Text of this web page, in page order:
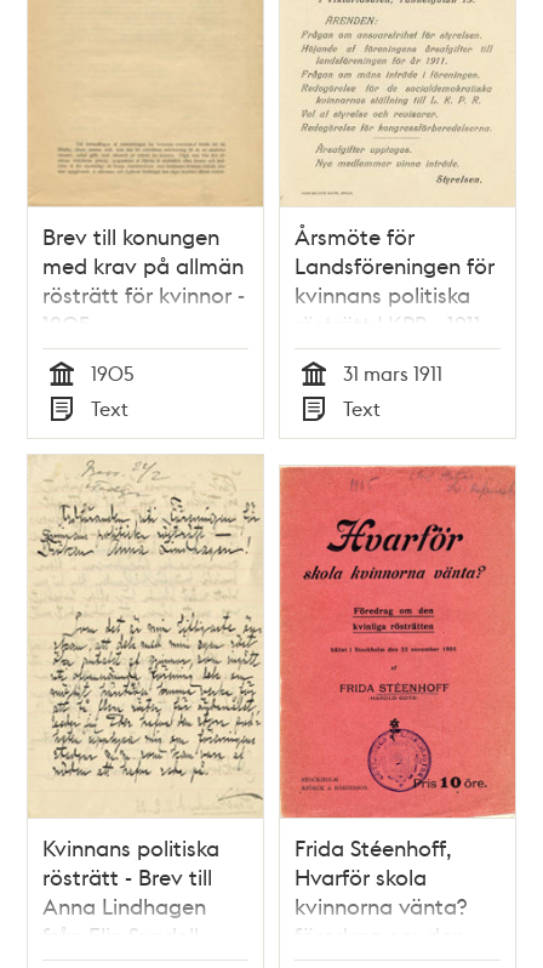
Brev till konungen
med krav på allmän
rösträtt för kvinnor -
1905
Tid
1905
Typ
Text
Årsmöte för
Landsföreningen för
kvinnans politiska
rösträtt LKPR - 1911
Tid
31 mars 1911
Typ
Text
Kvinnans politiska
rösträtt - Brev till
Anna Lindhagen
från Elin Sundell
Frida Stéenhoff,
Hvarför skola
kvinnorna vänta?
föredrag om den